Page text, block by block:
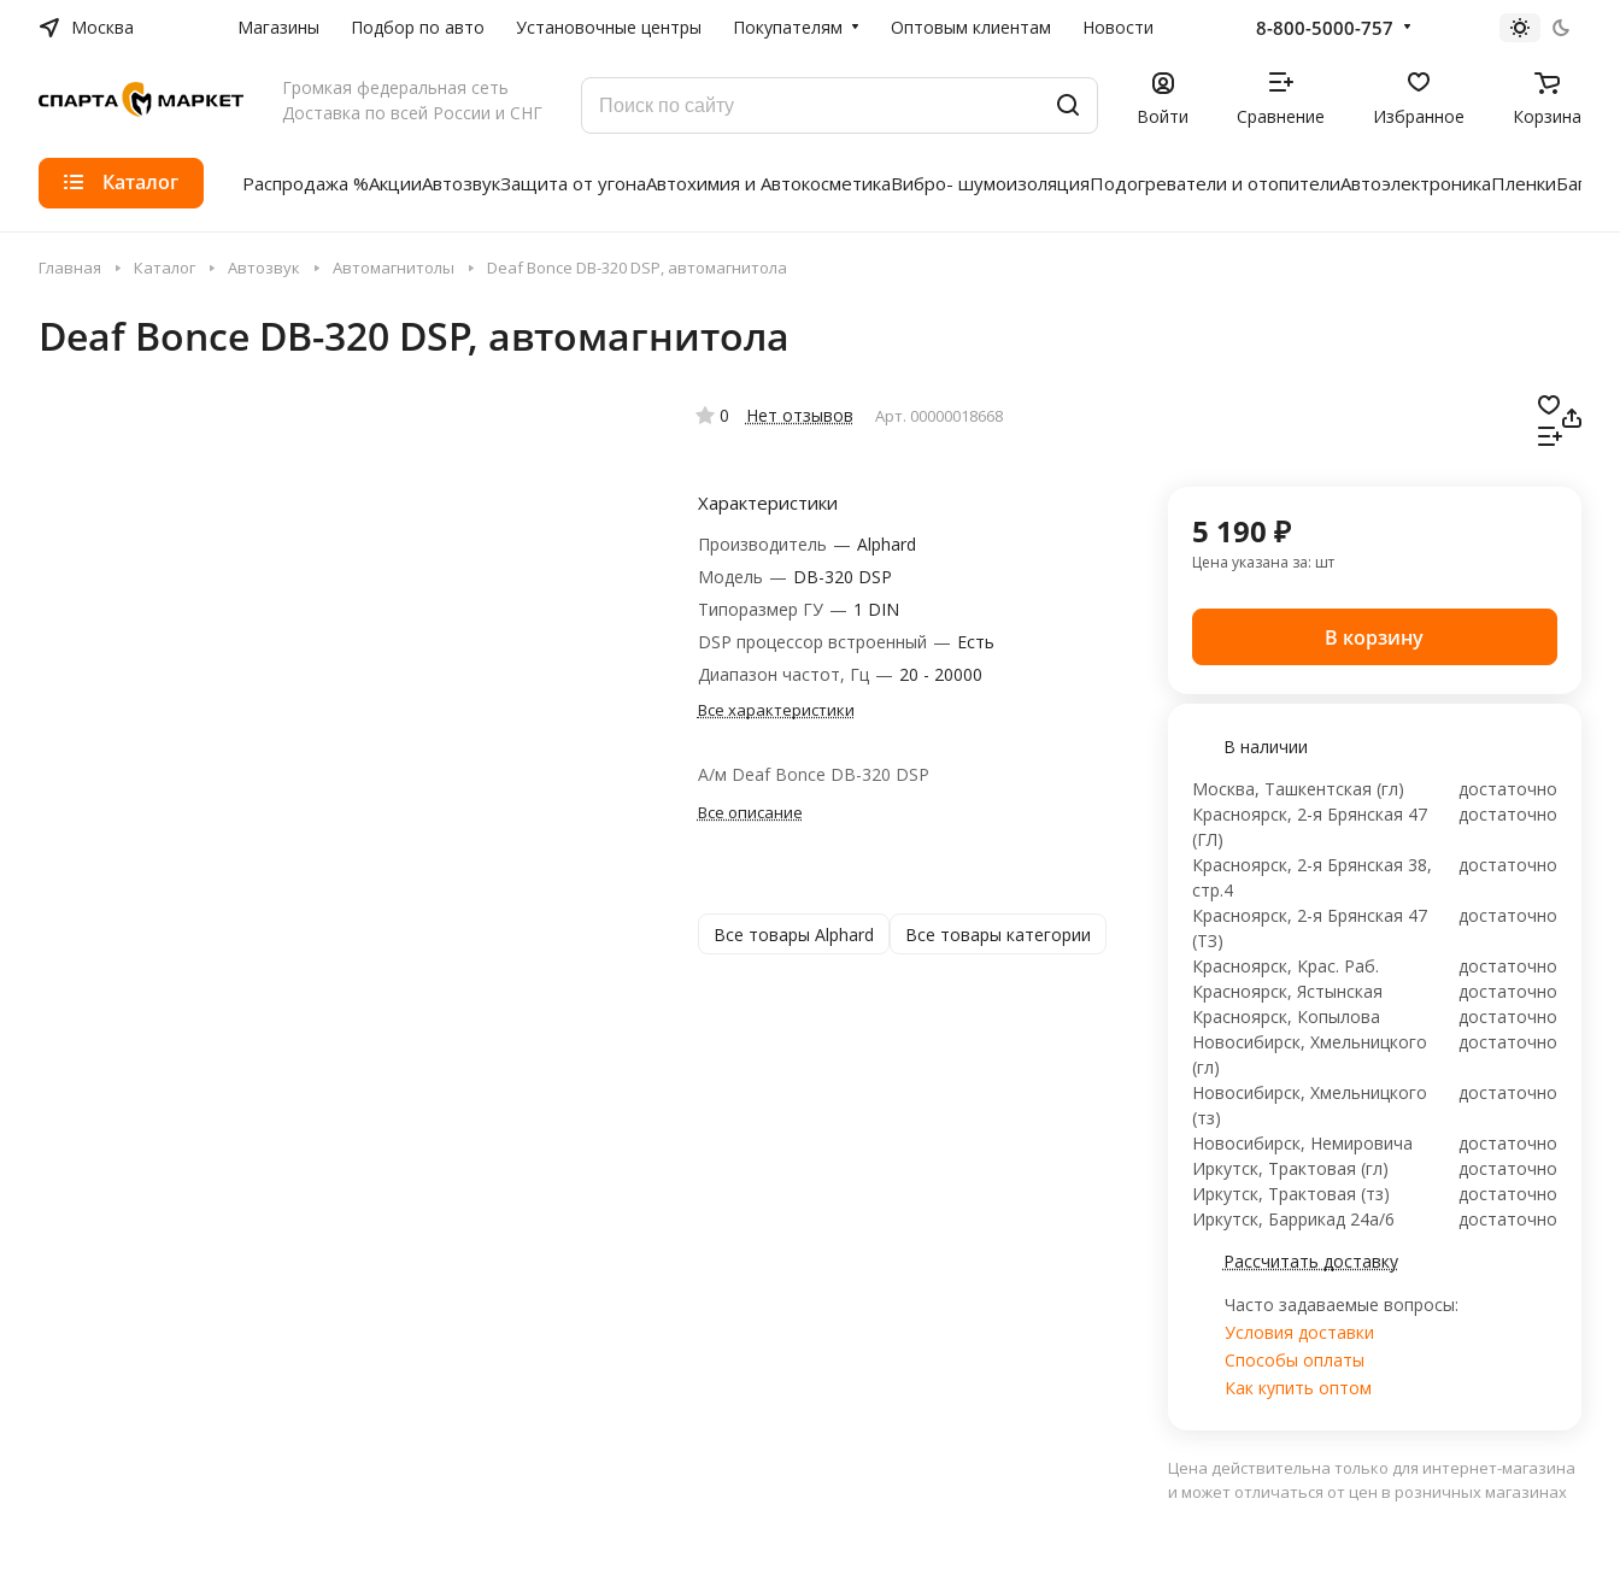
Москва Магазины Подбор по авто Установочные центры Покупателям Оптовым клиентам Новости 8-800-5000-757
Громкая федеральная сеть
Доставка по всей России и СНГ
Войти Сравнение Избранное Корзина
Каталог Распродажа %АкцииАвтозвукЗащита от угонаАвтохимия и АвтокосметикаВибро- шумоизоляцияПодогреватели и отопителиАвтоэлектроникаПленки
Главная Каталог Автозвук Автомагнитолы Deaf Bonce DB-320 DSP, автомагнитола
Deaf Bonce DB-320 DSP, автомагнитола
0 Нет отзывов Арт. 00000018668
Характеристики
Производитель — Alphard
Модель — DB-320 DSP
Типоразмер ГУ — 1 DIN
DSP процессор встроенный — Есть
Диапазон частот, Гц — 20 - 20000
Все характеристики
А/м Deaf Bonce DB-320 DSP
Все описание
Все товары Alphard Все товары категории
5 190 ₽
Цена указана за: шт
В корзину
В наличии
Москва, Ташкентская (гл)
достаточно
Красноярск, 2-я Брянская 47
(ГЛ)
достаточно
Красноярск, 2-я Брянская 38,
стр.4
достаточно
Красноярск, 2-я Брянская 47
(ТЗ)
достаточно
Красноярск, Крас. Раб.
достаточно
Красноярск, Ястынская
достаточно
Красноярск, Копылова
достаточно
Новосибирск, Хмельницкого
(гл)
достаточно
Новосибирск, Хмельницкого
(тз)
достаточно
Новосибирск, ​Немировича
достаточно
Иркутск, Трактовая (гл)
достаточно
Иркутск, Трактовая (тз)
достаточно
Иркутск, ​Баррикад 24а/6
достаточно
Рассчитать доставку
Часто задаваемые вопросы:
Условия доставки
Способы оплаты
Как купить оптом
Цена действительна только для интернет-магазина
и может отличаться от цен в розничных магазинах